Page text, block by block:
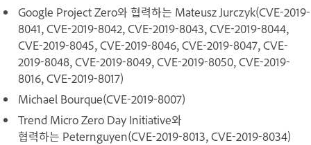
Google Project Zero와 협력하는 Mateusz Jurczyk(CVE-2019-
8041, CVE-2019-8042, CVE-2019-8043, CVE-2019-8044,
CVE-2019-8045, CVE-2019-8046, CVE-2019-8047, CVE-
2019-8048, CVE-2019-8049, CVE-2019-8050, CVE-2019-
8016, CVE-2019-8017)
Michael Bourque(CVE-2019-8007)
Trend Micro Zero Day Initiative와
협력하는 Peternguyen(CVE-2019-8013, CVE-2019-8034)